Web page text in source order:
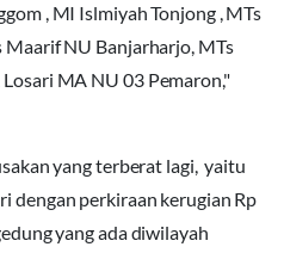
, MI Islmiyah Tonjong , MTs
NU Banjarharjo, MTs
MA NU 03 Pemaron,"
yang terberat lagi, yaitu
dengan perkiraan kerugian Rp
yang ada diwilayah